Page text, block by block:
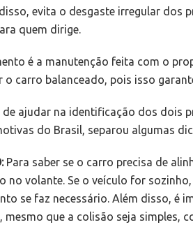
evita o desgaste irregular dos
quem dirige.
é a manutenção feita com o
o carro balanceado, pois isso
ajudar na identificação dos dois
do Brasil, separou algumas
Para saber se o carro precisa de
no volante. Se o veículo for
se faz necessário. Além disso, é
mesmo que a colisão seja simples,